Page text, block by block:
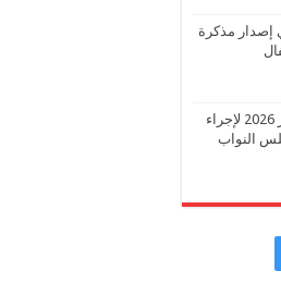
إصدار مذكرة
تحديد يوم 23 شتنبر 2026 لإجراء
النواب